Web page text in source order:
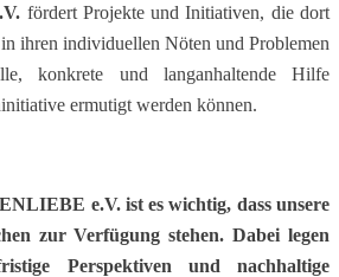
. fördert Projekte und ​Initiativen, die dort
ihren ​individuellen Nöten und Problemen
konkrete und langanhaltende Hilfe
ermutigt werden können.
e.V.ist es wichtig, dass unsere
zur ​​Verfügung stehen.Dabei legen
Perspektiven und nachhaltige